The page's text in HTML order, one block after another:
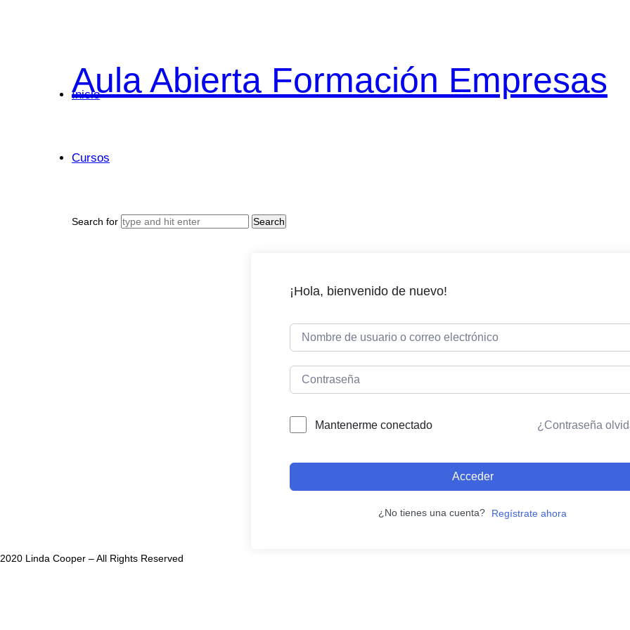
Aula
Abierta
Formación
Aula Abierta Formación Empresas
Inicio
Cursos
Search for
¡Hola, bienvenido de nuevo!
Mantenerme conectado ¿Contraseña
Acceder
¿No tienes una cuenta? Regístrate ahora
2020 Linda Cooper – All Rights Reserved